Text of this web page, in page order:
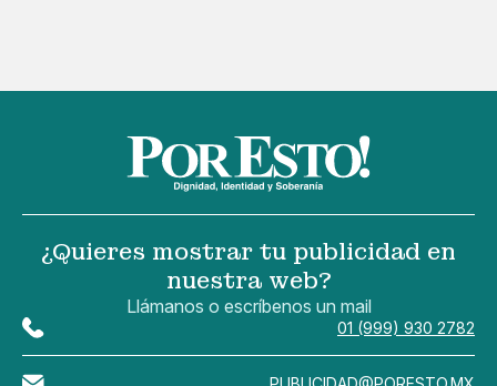
¿Quieres mostrar tu publicidad en
nuestra web?
Llámanos o escríbenos un mail
01 (999) 930 2782